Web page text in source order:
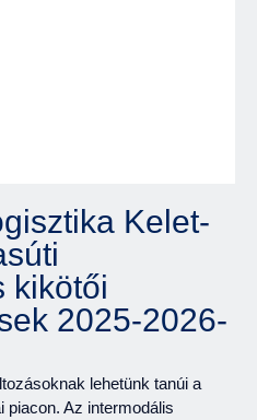
Kelet-
kikötői
2025-2026-
lehetünk tanúi a
piacon. Az intermodális